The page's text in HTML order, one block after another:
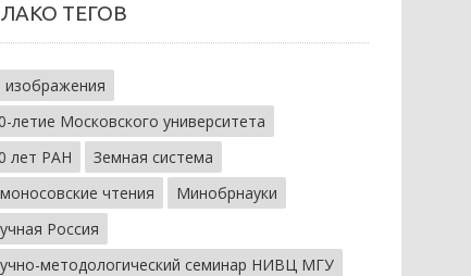
ТЕГОВ
изображения
летие Московского университета
лет РАН
Земная система
чтения
Минобрнауки
Россия
методологический семинар НИВЦ МГУ